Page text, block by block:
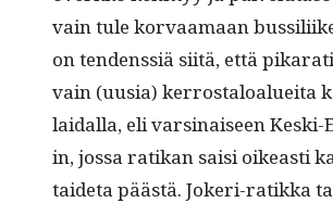
vain tule kor­vaa­maan
on ten­denssiä siitä, että
vain (uusia) ker­rostaloaluei­ta
laidal­la, eli varsi­naiseen
in, jos­sa ratikan saisi oikeasti
taide­ta päästä. Jok­eri-ratik­ka